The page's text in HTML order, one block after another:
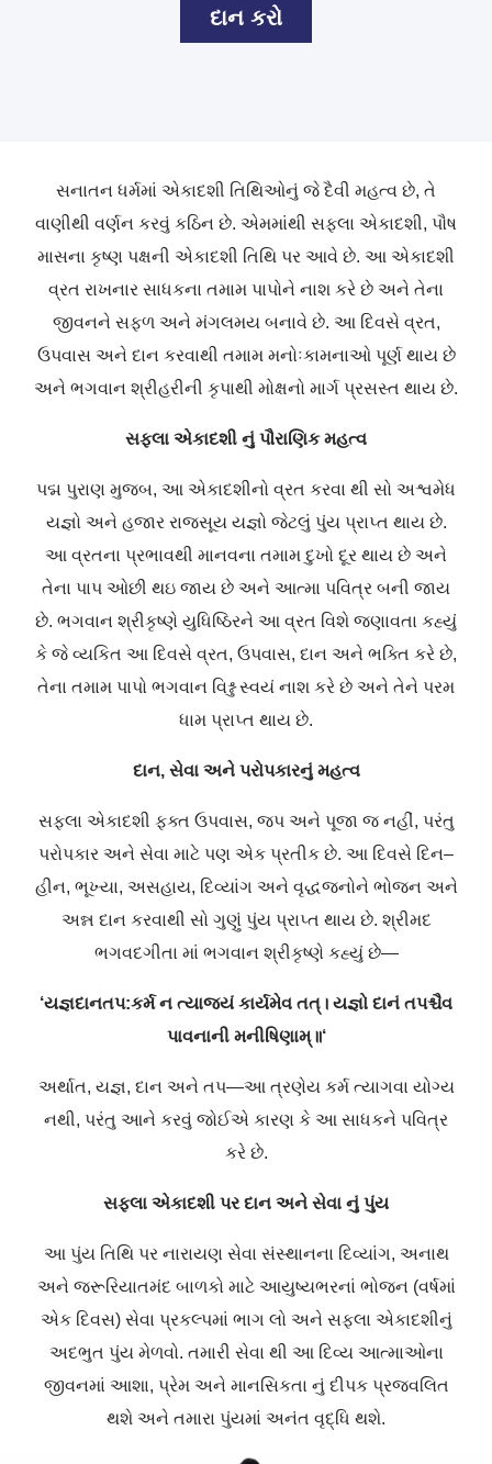
દાન કરો
સનાતન ધર્મમાં એકાદશી તિથિઓનું જે દૈવી મહત્વ છે, તે
વાણીથી વર્ણન કરવું કઠિન છે. એમમાંથી સફલા એકાદશી, પૌષ
માસના કૃષ્ણ પક્ષની એકાદશી તિથિ પર આવે છે. આ એકાદશી
વ્રત રાખનાર સાધકના તમામ પાપોને નાશ કરે છે અને તેના
જીવનને સફળ અને મંગલમય બનાવે છે. આ દિવસે વ્રત,
ઉપવાસ અને દાન કરવાથી તમામ મનોઃકામનાઓ પૂર્ણ થાય છે
અને ભગવાન શ્રીહરીની કૃપાથી મોક્ષનો માર્ગ પ્રસસ્ત થાય છે.
સફલા એકાદશી નું પૌરાણિક મહત્વ
પદ્મ પુરાણ મુજબ, આ એકાદશીનો વ્રત કરવા થી સો અશ્વમેધ
યજ્ઞો અને હજાર રાજસૂય યજ્ઞો જેટલું પુંય પ્રાપ્ત થાય છે.
આ વ્રતના પ્રભાવથી માનવના તમામ દુખો દૂર થાય છે અને
તેના પાપ ઓછી થઇ જાય છે અને આત્મા પવિત્ર બની જાય
છે. ભગવાન શ્રીકૃષ્ણે યુધિષ્ઠિરને આ વ્રત વિશે જણાવતા કહ્યું
કે જે વ્યકિત આ દિવસે વ્રત, ઉપવાસ, દાન અને ભક્તિ કરે છે,
તેના તમામ પાપો ભગવાન વિશ્નુ સ્વયં નાશ કરે છે અને તેને પરમ
ધામ પ્રાપ્ત થાય છે.
દાન, સેવા અને પરોપકારનું મહત્વ
સફલા એકાદશી ફક્ત ઉપવાસ, જપ અને પૂજા જ નહીં, પરંતુ
પરોપકાર અને સેવા માટે પણ એક પ્રતીક છે. આ દિવસે દિન–
હીન, ભૂખ્યા, અસહાય, દિવ્યાંગ અને વૃદ્ધજનોને ભોજન અને
અન્ન દાન કરવાથી સો ગુણું પુંય પ્રાપ્ત થાય છે. શ્રીમદ
ભગવદગીતા માં ભગવાન શ્રીકૃષ્ણે કહ્યું છે—
‘યજ્ઞદાનતપ:કર્મ ન ત્યાજ્યં કાર્યમેવ તત્। યજ્ઞો દાનં તપશ્ચૈવ
પાવનાની મનીષિણામ્॥‘
અર્થાત, યજ્ઞ, દાન અને તપ—આ ત્રણેય કર્મ ત્યાગવા યોગ્ય
નથી, પરંતુ આને કરવું જોઈએ કારણ કે આ સાધકને પવિત્ર
કરે છે.
સફલા એકાદશી પર દાન અને સેવા નું પુંય
આ પુંય તિથિ પર નારાયણ સેવા સંસ્થાનના દિવ્યાંગ, અનાથ
અને જરૂરિયાતમંદ બાળકો માટે આયુષ્યભરનાં ભોજન (વર્ષમાં
એક દિવસ) સેવા પ્રકલ્પમાં ભાગ લો અને સફલા એકાદશીનું
અદભુત પુંય મેળવો. તમારી સેવા થી આ દિવ્ય આત્માઓના
જીવનમાં આશા, પ્રેમ અને માનસિકતા નું દીપક પ્રજ્વલિત
થશે અને તમારા પુંયમાં અનંત વૃદ્ધિ થશે.